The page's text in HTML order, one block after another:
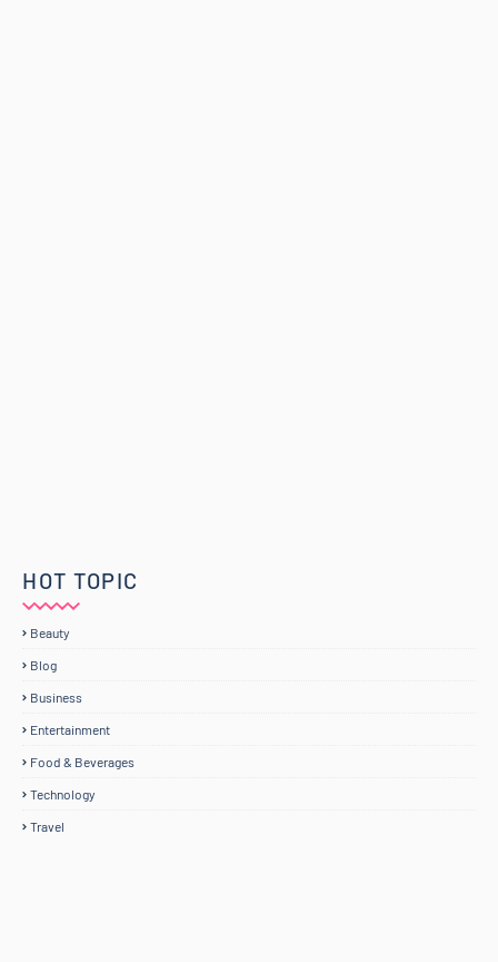
HOT TOPIC
Beauty
Blog
Business
Entertainment
Food & Beverages
Technology
Travel